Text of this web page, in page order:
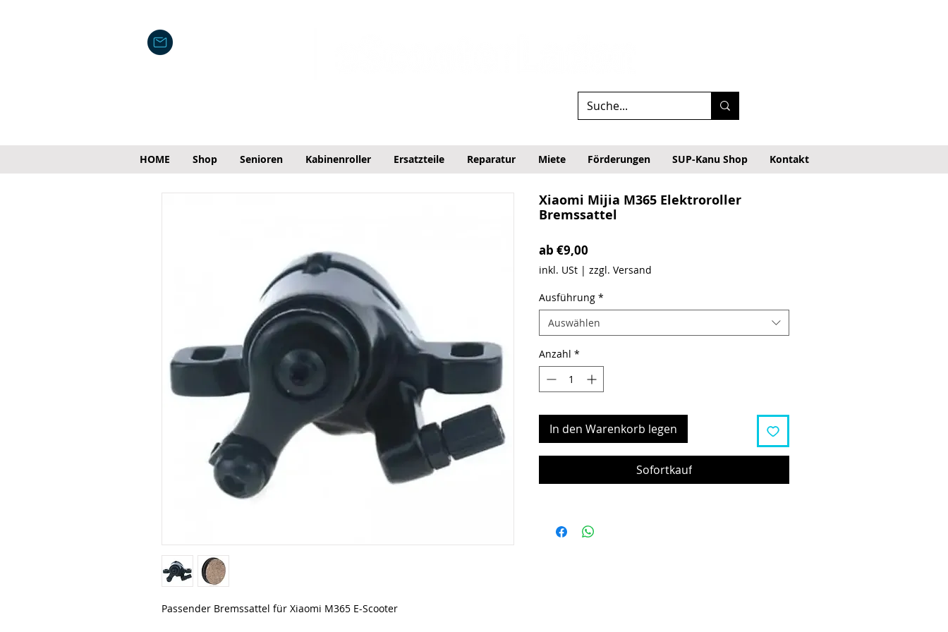
HOME Shop Senioren Kabinenroller Ersatzteile Reparatur Miete Förderungen SUP-Kanu Shop Kontakt
Passender Bremssattel für Xiaomi M365 E-Scooter
Xiaomi Mijia M365 Elektroroller
Bremssattel
ab €9,00Sale-Preis
inkl. USt| zzgl. Versand
Ausführung *
Auswählen
Anzahl *
In den Warenkorb legen
Sofortkauf